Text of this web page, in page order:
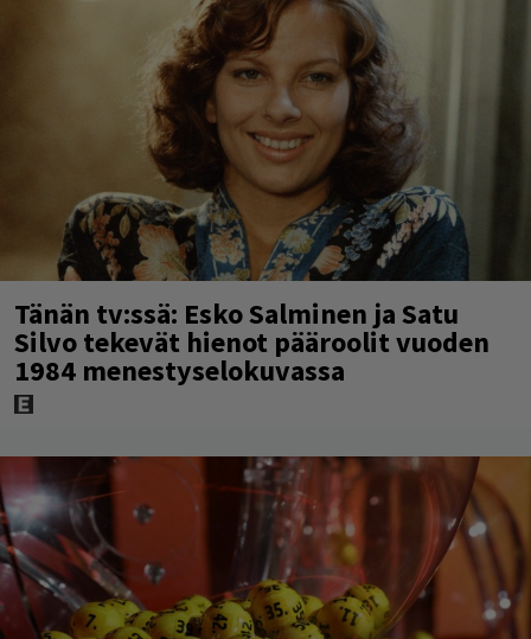
Tänän tv:ssä: Esko Salminen ja Satu
Silvo tekevät hienot pääroolit vuoden
1984 menestyselokuvassa